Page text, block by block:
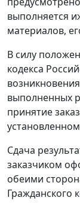
выполняется
материалов,
В силу
кодекса
выполненных
принятие
Сдача
заказчиком
обеими
Гражданского